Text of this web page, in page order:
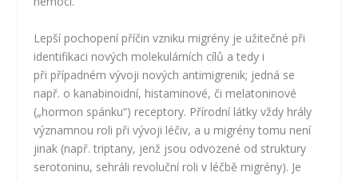
Lepší pochopení příčin vzniku migrény je užitečné při
identifikaci nových molekulárních cílů a tedy i
při případném vývoji nových antimigrenik; jedná se
např. o kanabinoidní, histaminové, či melatoninové
(„hormon spánku“) receptory. Přírodní látky vždy hrály
významnou roli při vývoji léčiv, a u migrény tomu není
jinak (např. triptany, jenž jsou odvozené od struktury
serotoninu, sehráli revoluční roli v léčbě migrény). Je